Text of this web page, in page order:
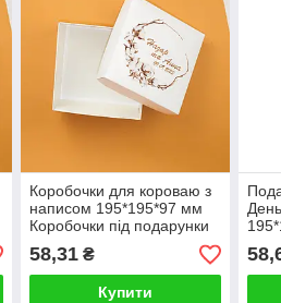
Коробочки для короваю з
написом 195*195*97 мм
Коробочки під подарунки
58,31₴
Купити